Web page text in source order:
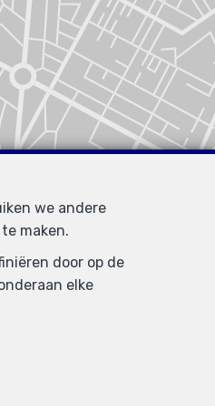
we andere
maken.
door op de
elke